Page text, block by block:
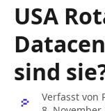
USA
sind
Verfasst von